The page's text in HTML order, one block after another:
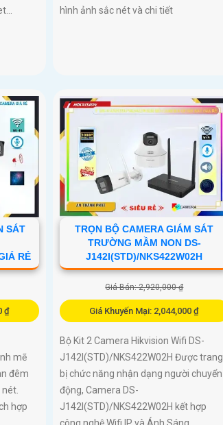
hình ảnh sắc nét và chi tiết
SÁT
RẺ
₫
mẽ
đêm
hợp
TRỌN BỘ CAMERA GIÁM SÁT
TRƯỜNG MẦM NON DS-
J142I(STD)/NKS422W02H
Giá Bán: 2,920,000 ₫
Giá Khuyến Mại: 2,044,000 ₫
Bộ Kit 2 Camera Hikvision Wifi DS-
J142I(STD)/NKS422W02H Được trang
bị chức năng nhận dạng người chuyển
động, Camera DS-
J142I(STD)/NKS422W02H kết hợp